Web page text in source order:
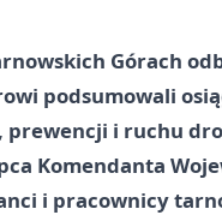
Górach
podsumowali
i ruchu
Komendanta
i pracownicy